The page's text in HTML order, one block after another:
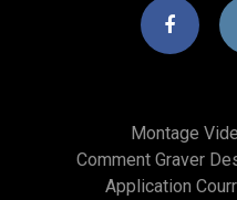
Montage
Comment Graver
Application